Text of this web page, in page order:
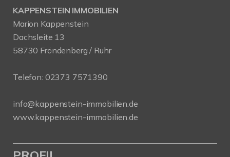
KAPPENSTEIN IMMOBILIEN
Marion Kappenstein
Dachsleite 13
58730 Fröndenberg / Ruhr
Telefon: 02373 7571390
info@kappenstein-immobilien.de
www.kappenstein-immobilien.de